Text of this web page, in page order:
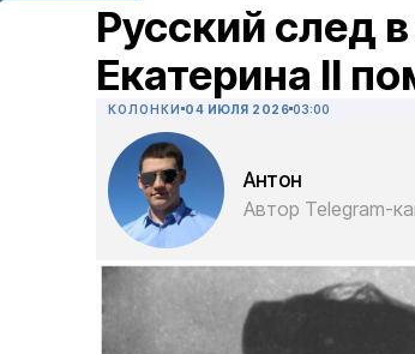
Русский след
Екатерина II
КОЛОНКИ 04 ИЮЛЯ 2026 03:00
Антон
Автор Telegram-